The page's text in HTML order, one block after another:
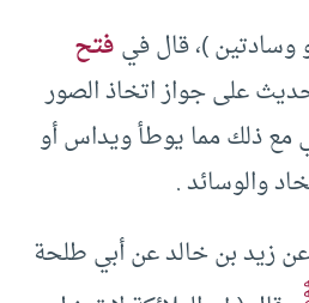
وسادتين )‏، قال فيفتح
على جواز اتخاذ الصور
مع ذلك مما يوطأ ويداس أو
والوسائد .‏
عن زيد بن خالد عن أبي طلحة